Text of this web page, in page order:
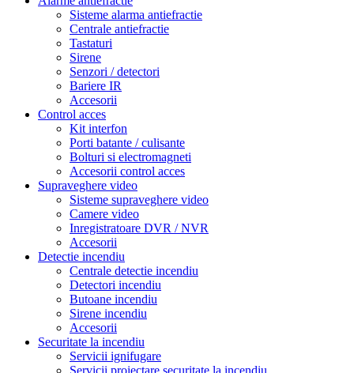
Sisteme alarma antiefractie
Centrale antiefractie
Tastaturi
Sirene
Senzori / detectori
Bariere IR
Accesorii
Control acces
Kit interfon
Porti batante / culisante
Bolturi si electromagneti
Accesorii control acces
Supraveghere video
Sisteme supraveghere video
Camere video
Inregistratoare DVR / NVR
Accesorii
Detectie incendiu
Centrale detectie incendiu
Detectori incendiu
Butoane incendiu
Sirene incendiu
Accesorii
Securitate la incendiu
Servicii ignifugare
Servicii proiectare securitate la incendiu